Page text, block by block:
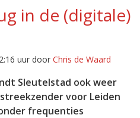
in de (digitale)
uur door Chris de Waard
Sleutelstad ook weer
voor Leiden
frequenties